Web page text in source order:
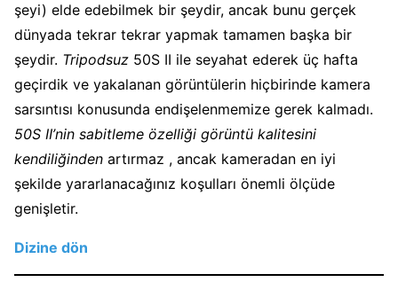
şeyi) elde edebilmek bir şeydir, ancak bunu gerçek
dünyada tekrar tekrar yapmak tamamen başka bir
şeydir. Tripodsuz 50S II ile seyahat ederek üç hafta
geçirdik ve yakalanan görüntülerin hiçbirinde kamera
sarsıntısı konusunda endişelenmemize gerek kalmadı.
50S II’nin sabitleme özelliği görüntü kalitesini
kendiliğinden artırmaz , ancak kameradan en iyi
şekilde yararlanacağınız koşulları önemli ölçüde
genişletir.
Dizine dön